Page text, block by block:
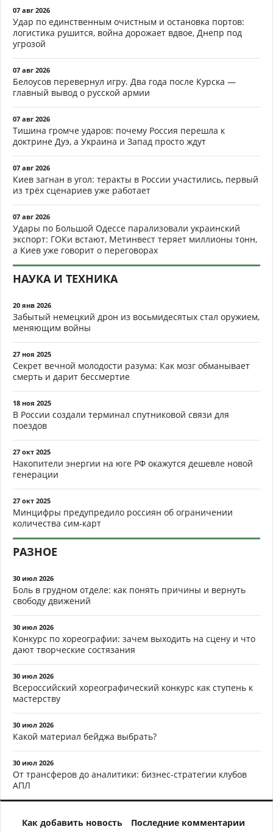
07 авг 2026
Удар по единственным очистным и остановка портов:
логистика рушится, война дорожает вдвое, Днепр под
угрозой
07 авг 2026
Белоусов перевернул игру. Два года после Курска —
главный вывод о русской армии
07 авг 2026
Тишина громче ударов: почему Россия перешла к
доктрине Дуэ, а Украина и Запад просто ждут
07 авг 2026
Киев загнан в угол: теракты в России участились, первый
из трёх сценариев уже работает
07 авг 2026
Удары по Большой Одессе парализовали украинский
экспорт: ГОКи встают, Метинвест теряет миллионы тонн,
а Киев уже говорит о переговорах
НАУКА И ТЕХНИКА
20 янв 2026
Забытый немецкий дрон из восьмидесятых стал оружием,
меняющим войны
27 ноя 2025
Секрет вечной молодости разума: Как мозг обманывает
смерть и дарит бессмертие
18 ноя 2025
В России создали терминал спутниковой связи для
поездов
27 окт 2025
Накопители энергии на юге РФ окажутся дешевле новой
генерации
27 окт 2025
Минцифры предупредило россиян об ограничении
количества сим-карт
РАЗНОЕ
30 июл 2026
Боль в грудном отделе: как понять причины и вернуть
свободу движений
30 июл 2026
Конкурс по хореографии: зачем выходить на сцену и что
дают творческие состязания
30 июл 2026
Всероссийский хореографический конкурс как ступень к
мастерству
30 июл 2026
Какой материал бейджа выбрать?
30 июл 2026
От трансферов до аналитики: бизнес-стратегии клубов
АПЛ
Как добавить новость Последние комментарии